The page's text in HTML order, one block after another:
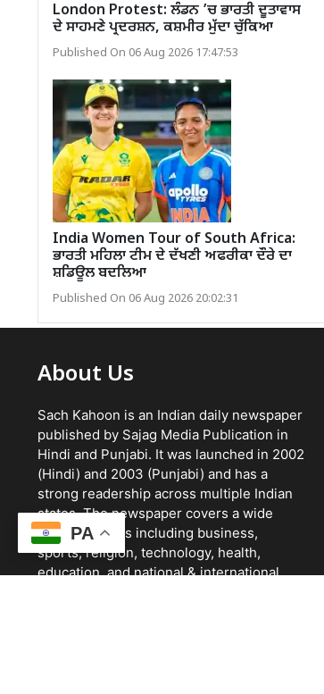
London Protest: ਲੰਡਨ ’ਚ ਭਾਰਤੀ ਦੂਤਾਵਾਸ
ਦੇ ਸਾਹਮਣੇ ਪ੍ਰਦਰਸ਼ਨ, ਕਸ਼ਮੀਰ ਮੁੱਦਾ ਚੁੱਕਿਆ
Published On 06 Aug 2026 17:47:53
India Women Tour of South Africa:
ਭਾਰਤੀ ਮਹਿਲਾ ਟੀਮ ਦੇ ਦੱਖਣੀ ਅਫਰੀਕਾ ਦੌਰੇ ਦਾ
ਸ਼ਡਿਊਲ ਬਦਲਿਆ
Published On 06 Aug 2026 20:02:31
About Us
Sach Kahoon is an Indian daily newspaper
published by Sajag Media Publication in
Hindi and Punjabi. It was launched in 2002
(Hindi) and 2003 (Punjabi) and has a
strong readership across multiple Indian
states. The newspaper covers a wide
range of topics including business,
sports, religion, technology, health,
education, and national & international
PA